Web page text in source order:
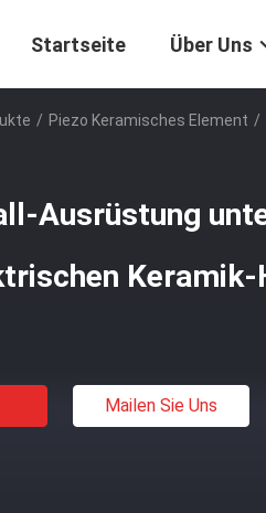
Startseite Über Uns
/ Piezo Keramisches Element /
Ausrüstung
Mailen Sie Uns